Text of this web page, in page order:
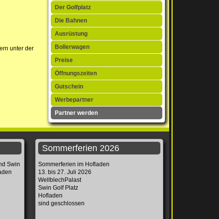
unter der
Der Golfplatz
Die Bahnen
Ausrüstung
Bollerwagen
Preise
Öffnungszeiten
Gutschein
Werbepartner
Partner werden
Swin
Sommerferien 2026
Sommerferien im Hofladen
13. bis 27. Juli 2026
WellblechPalast
Swin Golf Platz
Hofladen
sind geschlossen